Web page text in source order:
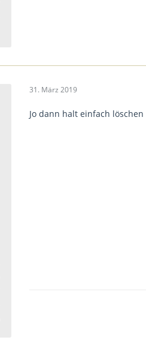
31. März 2019
Jo dann halt einfach